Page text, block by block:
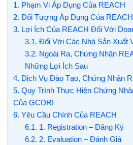
1. Phạm Vi Áp Dụng Của REACH
2. Đối Tượng Áp Dụng Của REACH
3. Lợi Ích Của REACH Đối Với
3.1. Đối Với Các Nhà Sản Xuất
3.2. Ngoài Ra, Chứng Nhận
Những Lợi Ích Sau
4. Dịch Vụ Đào Tạo, Chứng Nhận
5. Quy Trình Thực Hiện Chứng
Của GCDRI
6. Yêu Cầu Chính Của REACH
6.1. 1. Registration – Đăng Ký
6.2. 2. Evaluation – Đánh Giá